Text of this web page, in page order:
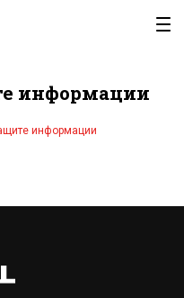
информации
информации